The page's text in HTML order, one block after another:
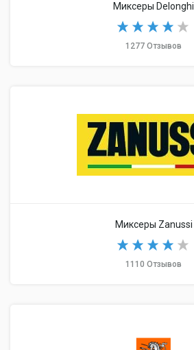
Миксеры Delonghi
1277 Отзывов
Миксеры Zanussi
1110 Отзывов